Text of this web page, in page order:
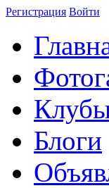
Регистрация Войти
Блоги